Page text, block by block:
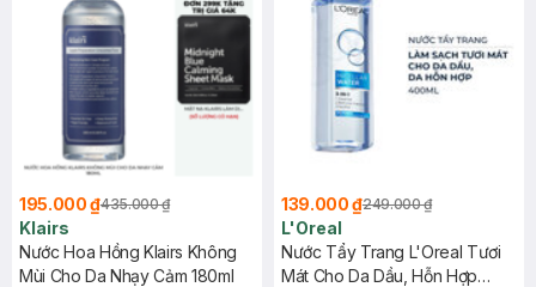
195.000 ₫435.000 ₫
Klairs
Nước Hoa Hồng Klairs Không
Mùi Cho Da Nhạy Cảm 180ml
139.000 ₫249.000 ₫
L'Oreal
Nước Tẩy Trang L'Oreal Tươi
Mát Cho Da Dầu, Hỗn Hợp